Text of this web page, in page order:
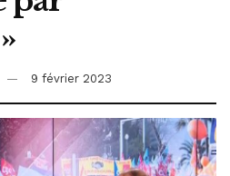
9 février 2023